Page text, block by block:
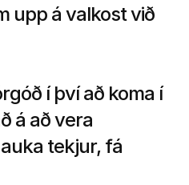
upp á valkost við
í því að koma í
á að vera
tekjur, fá